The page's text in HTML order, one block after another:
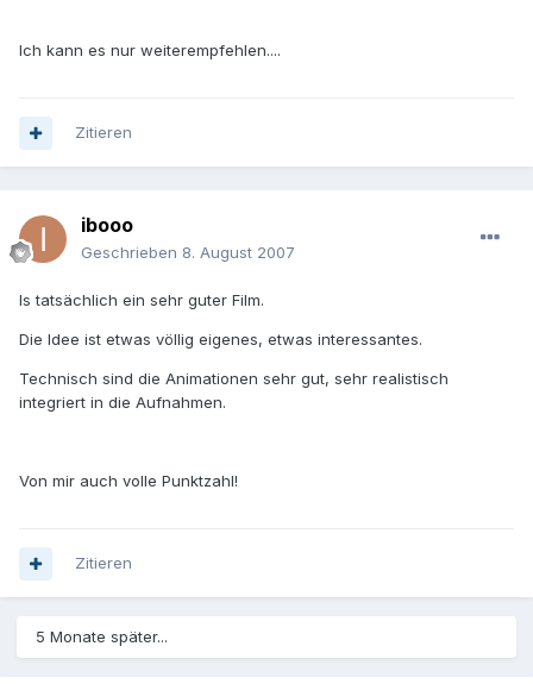
Ich kann es nur weiterempfehlen....
Zitieren
ibooo
Geschrieben 8. August 2007
Is tatsächlich ein sehr guter Film.
Die Idee ist etwas völlig eigenes, etwas interessantes.
Technisch sind die Animationen sehr gut, sehr realistisch
integriert in die Aufnahmen.
Von mir auch volle Punktzahl!
Zitieren
5 Monate später...